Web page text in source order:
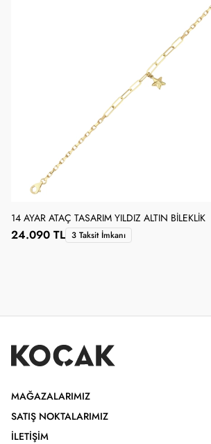
14 AYAR ATAÇ TASARIM YILDIZ ALTIN BILEKLIK
24.090 TL 3 Taksit İmkanı
MAĞAZALARIMIZ
SATIŞ NOKTALARIMIZ
İLETIŞIM